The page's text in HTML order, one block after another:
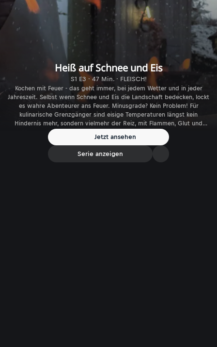
Heiß auf Schnee und Eis
S1 E3 · 47 Min. · FLEISCH!
Kochen mit Feuer - das geht immer, bei jedem Wetter und in jeder
Jahreszeit. Selbst wenn Schnee und Eis die Landschaft bedecken, lockt
es wahre Abenteurer ans Feuer. Minusgrade? Kein Problem! Für
kulinarische Grenzgänger sind eisige Temperaturen längst kein
Hindernis mehr, sondern vielmehr der Reiz, mit Flammen, Glut und
Rauch gegen Schnee, Eis und Wind anzutreten.
Jetzt ansehen
Serie anzeigen